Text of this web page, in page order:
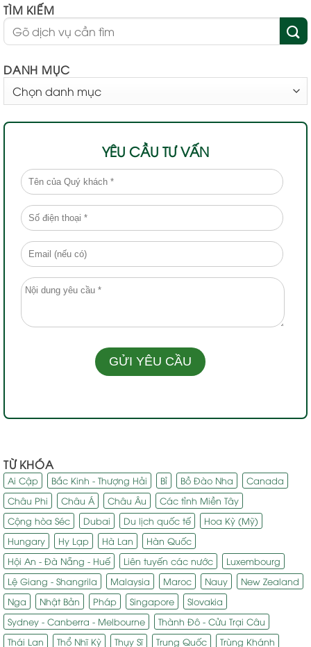
TÌM KIẾM
DANH MỤC
MỤC
YÊU CẦU TƯ VẤN
TỪ KHÓA
Ai Cập Bắc Kinh - Thượng Hải Bỉ Bồ Đào Nha
Canada
Châu Phi
Châu Á Châu Âu
Các tỉnh Miền Tây
Cộng hòa Séc
Dubai Du lịch quốc tế
Hoa Kỳ (Mỹ)
Hungary
Hy Lạp Hà Lan
Hàn Quốc
Hội An - Đà Nẵng - Huế
Liên tuyến các nước
Luxembourg
Lệ Giang - Shangrila
Malaysia Maroc Nauy
New Zealand
Nga
Nhật Bản Pháp Singapore
Slovakia
Sydney - Canberra - Melbourne
Thành Đô - Cửu Trại Câu
Thái Lan
Thổ Nhĩ Kỳ Thụy Sĩ Trung Quốc
Trùng Khánh